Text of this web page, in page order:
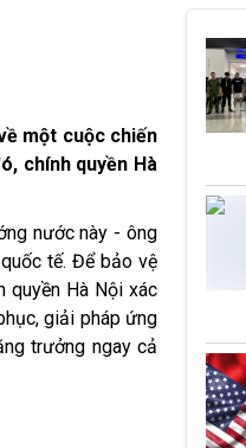
một cuộc chiến
chính quyền Hà
nước này - ông
tế. Để bảo vệ
quyền Hà Nội xác
giải pháp ứng
trưởng ngay cả